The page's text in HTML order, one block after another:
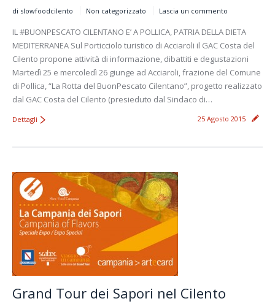
di slowfoodcilento Non categorizzato Lascia un commento
IL #BUONPESCATO CILENTANO E’ A POLLICA, PATRIA DELLA DIETA
MEDITERRANEA Sul Porticciolo turistico di Acciaroli il GAC Costa del
Cilento propone attività di informazione, dibattiti e degustazioni
Martedì 25 e mercoledì 26 giunge ad Acciaroli, frazione del Comune
di Pollica, “La Rotta del BuonPescato Cilentano”, progetto realizzato
dal GAC Costa del Cilento (presieduto dal Sindaco di…
25 Agosto 2015
Dettagli
Grand Tour dei Sapori nel Cilento